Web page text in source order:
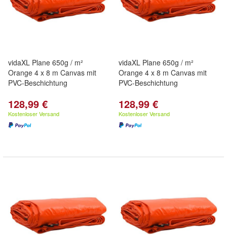
vidaXL Plane 650g / m²
Orange 4 x 8 m Canvas mit
PVC-Beschichtung
128,99 €
Kostenloser Versand
vidaXL Plane 650g / m²
Orange 4 x 8 m Canvas mit
PVC-Beschichtung
128,99 €
Kostenloser Versand